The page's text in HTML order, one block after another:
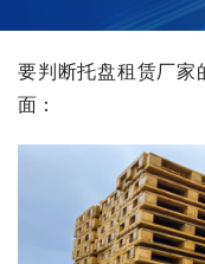
要判断托盘租赁厂家
面：